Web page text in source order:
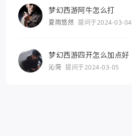
梦幻西游阿牛怎么打
夏雨悠然 提问于2024-03-04
梦幻西游四开怎么加点好
沁菏 提问于2024-03-05